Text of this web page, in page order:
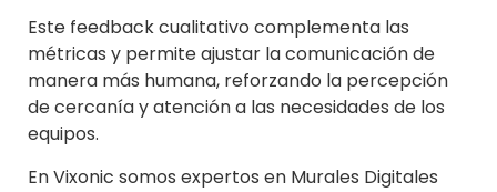
Este feedback cualitativo complementa las
métricas y permite ajustar la comunicación de
manera más humana, reforzando la percepción
de cercanía y atención a las necesidades de los
equipos.
En Vixonic somos expertos en Murales Digitales